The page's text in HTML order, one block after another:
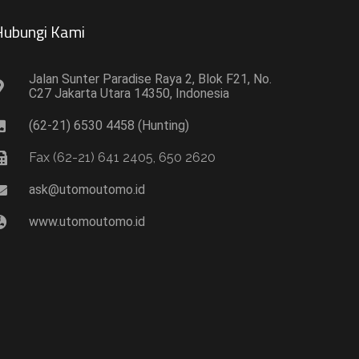
Kami​
Jalan Sunter Paradise Raya 2, Blok F21, No.
C27 Jakarta Utara 14350, Indonesia
(62-21) 6530 4458 (Hunting)
Fax (62-21) 641 2405, 650 2620
ask@utomoutomo.id
www.utomoutomo.id